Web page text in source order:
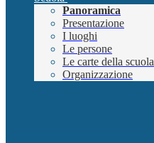
Panoramica
Presentazione
I luoghi
Le persone
Le carte della scuola
Organizzazione